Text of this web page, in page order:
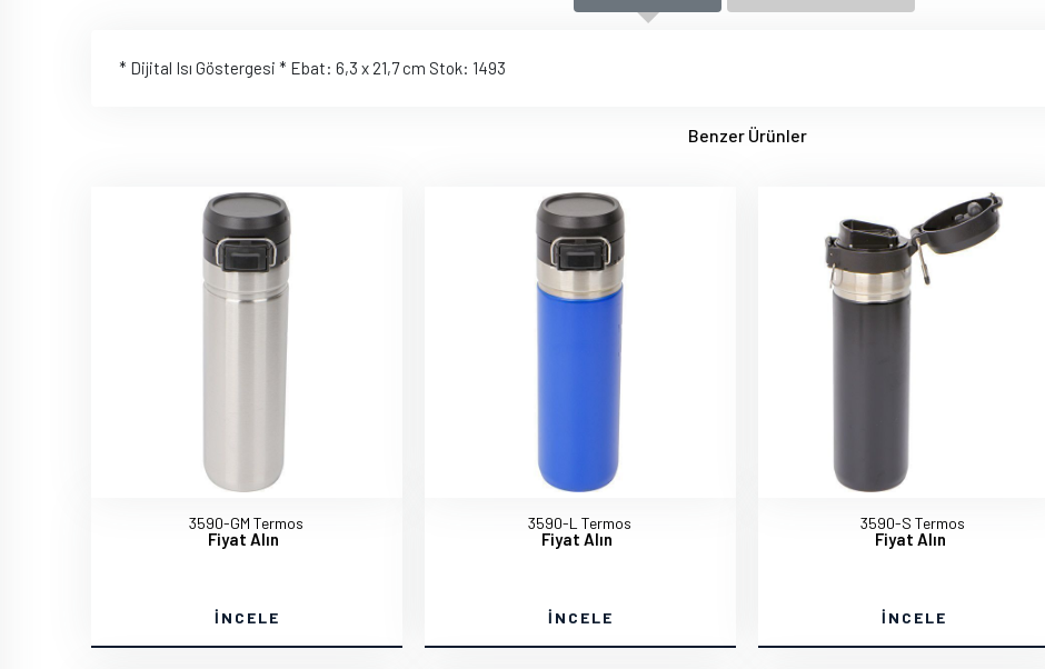
* Dijital Isı Göstergesi * Ebat: 6,3 x 21,7 cm Stok: 1493
Benzer Ürünler
3590-GM Termos
Fiyat Alın
İNCELE
3590-L Termos
Fiyat Alın
İNCELE
3590-S Termos
Fiyat Alın
İNCELE